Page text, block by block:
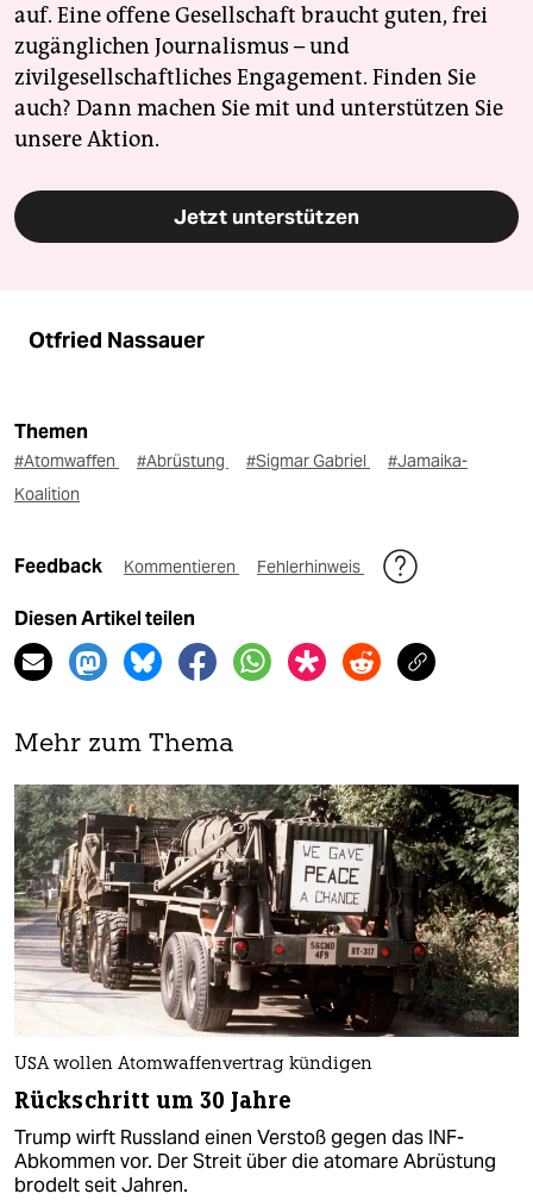
auf. Eine offene Gesellschaft braucht guten, frei
zugänglichen Journalismus – und
zivilgesellschaftliches Engagement. Finden Sie
auch? Dann machen Sie mit und unterstützen Sie
unsere Aktion.
Jetzt unterstützen
Otfried Nassauer
Themen
#Atomwaffen #Abrüstung #Sigmar Gabriel
#Jamaika-
Koalition
Feedback Kommentieren Fehlerhinweis
Diesen Artikel teilen
Mehr zum Thema
USA wollen Atomwaffenvertrag kündigen
Rückschritt um 30 Jahre
Trump wirft Russland einen Verstoß gegen das INF-
Abkommen vor. Der Streit über die atomare Abrüstung
brodelt seit Jahren.